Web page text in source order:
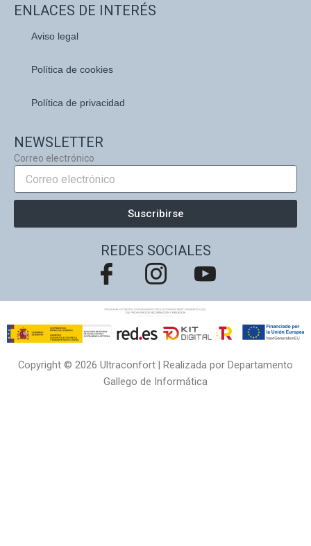
ENLACES DE INTERÉS
Aviso legal
Política de cookies
Política de privacidad
NEWSLETTER
Correo electrónico
Suscribirse
REDES SOCIALES
Copyright © 2026 Ultraconfort | Realizada por Departamento
Gallego de Informática